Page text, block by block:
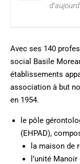
Avec ses 140
social Basile
établissements
association à but
en 1954.
le pôle
(EHPAD),
la maison de
l’unité